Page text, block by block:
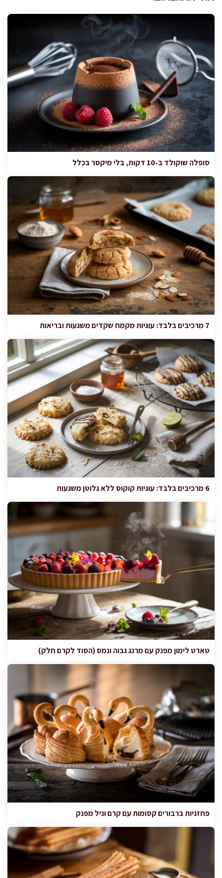
סופלה שוקולד ב-10 דקות, בלי מיקסר בכלל
7 מרכיבים בלבד: עוגיות מקמח שקדים משגעות ובריאות
6 מרכיבים בלבד: עוגיות קוקוס ללא גלוטן משגעות
טארט לימון מפנק עם מרנג גבוה ונמס (הסוד לקרם חלק)
פחזניות ברבורים קסומות עם קרם וניל מפנק